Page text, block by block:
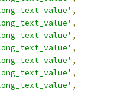
,
,
,
,
,
,
,